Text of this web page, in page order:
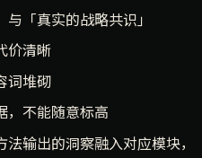
「真实的战略共识」
价清晰
词堆砌
，不能随意标高
法输出的洞察融入对应模块，